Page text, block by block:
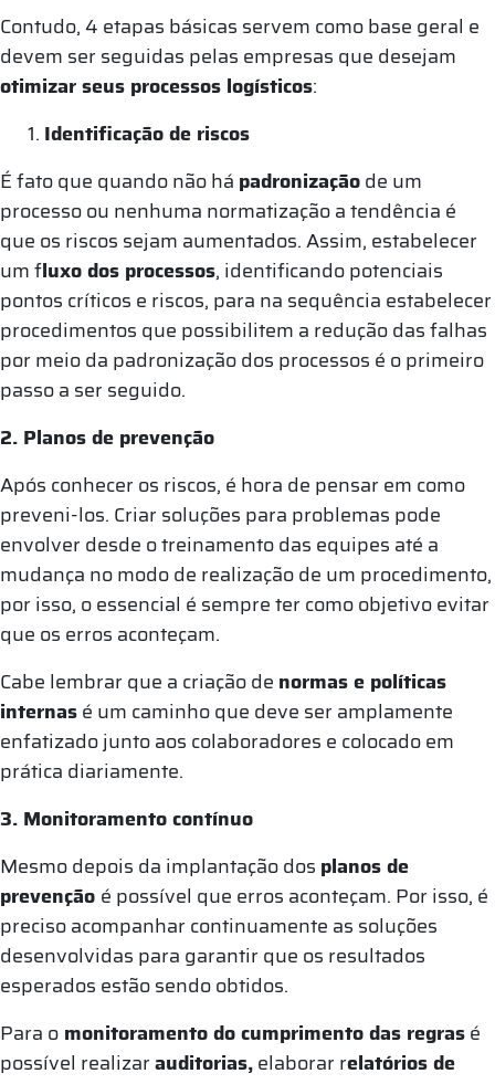
Contudo, 4 etapas básicas servem como base geral e
devem ser seguidas pelas empresas que desejam
otimizar seus processos logísticos:
Identificação de riscos
É fato que quando não há padronizaçãode um
processo ou nenhuma normatização a tendência é
que os riscos sejam aumentados. Assim, estabelecer
um fluxo dos processos, identificando potenciais
pontos críticos e riscos, para na sequência estabelecer
procedimentos que possibilitem a redução das falhas
por meio da padronização dos processos é o primeiro
passo a ser seguido.
2. Planos de prevenção
Após conhecer os riscos, é hora de pensar em como
preveni-los. Criar soluções para problemas pode
envolver desde o treinamento das equipes até a
mudança no modo de realização de um procedimento,
por isso, o essencial é sempre ter como objetivo evitar
que os erros aconteçam.
Cabe lembrar que a criação de normas e políticas
internasé um caminho que deve ser amplamente
enfatizado junto aos colaboradores e colocado em
prática diariamente.
3. Monitoramento contínuo
Mesmo depois da implantação dos planos de
prevenção é possível que erros aconteçam. Por isso, é
preciso acompanhar continuamente as soluções
desenvolvidas para garantir que os resultados
esperados estão sendo obtidos.
Para o monitoramento do cumprimento das regrasé
possível realizarauditorias,elaborar relatórios de